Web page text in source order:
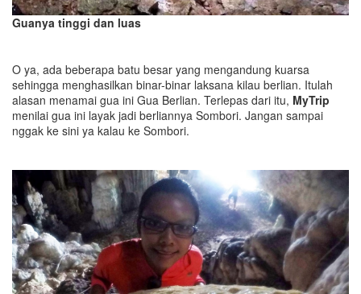
Guanya tinggi dan luas
O ya, ada beberapa batu besar yang mengandung kuarsa
sehingga menghasilkan binar-binar laksana kilau berlian. Itulah
alasan menamai gua ini Gua Berlian. Terlepas dari itu, MyTrip
menilai gua ini layak jadi berliannya Sombori. Jangan sampai
nggak ke sini ya kalau ke Sombori.